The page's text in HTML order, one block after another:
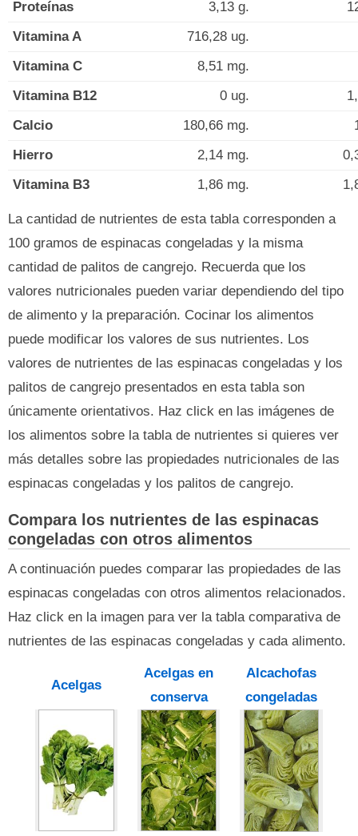
Proteínas
3,13 g.
Vitamina A
716,28 ug.
Vitamina C
8,51 mg.
Vitamina B12
0 ug.
Calcio
180,66 mg.
Hierro
2,14 mg.
Vitamina B3
1,86 mg.
La cantidad de nutrientes de esta tabla corresponden a
100 gramos de espinacas congeladas y la misma
cantidad de palitos de cangrejo. Recuerda que los
valores nutricionales pueden variar dependiendo del tipo
de alimento y la preparación. Cocinar los alimentos
puede modificar los valores de sus nutrientes. Los
valores de nutrientes de las espinacas congeladas y los
palitos de cangrejo presentados en esta tabla son
únicamente orientativos. Haz click en las imágenes de
los alimentos sobre la tabla de nutrientes si quieres ver
más detalles sobre las propiedades nutricionales de las
espinacas congeladas y los palitos de cangrejo.
Compara los nutrientes de las espinacas
congeladas con otros alimentos
A continuación puedes comparar las propiedades de las
espinacas congeladas con otros alimentos relacionados.
Haz click en la imagen para ver la tabla comparativa de
nutrientes de las espinacas congeladas y cada alimento.
Acelgas
Acelgas en
conserva
Alcachofas
congeladas